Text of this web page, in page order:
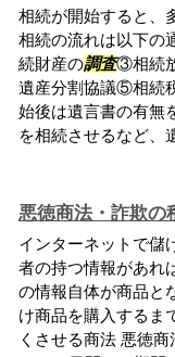
相続が開始すると、
相続の流れは以下
続財産の調査③相続
遺産分割協議⑤相続
始後は遺言書の有無
を相続させるなど、
悪徳商法・詐欺の
インターネットで儲
者の持つ情報があれ
の情報自体が商品と
け商品を購入するま
くさせる商法 悪徳